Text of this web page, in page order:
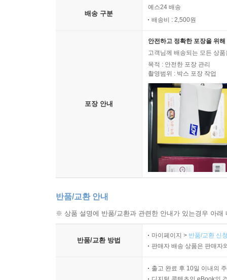
배송 구분
예스24 배송
배송비 : 2,500원
포장 안내
안전하고 정확한 포장을 위
고객님께 배송되는 모든 상
목적 : 안전한 포장 관리
촬영범위 : 박스 포장 작업
반품/교환 안내
※ 상품 설명에 반품/교환과 관련한 안내가 있는경우 아
반품/교환 방법
마이페이지 > 반품/교환 신
판매자 배송 상품은 판매자
출고 완료 후 10일 이내의